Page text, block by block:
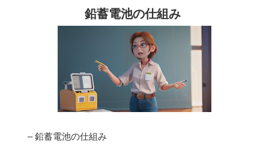
鉛蓄電池の仕組み
– 鉛蓄電池の仕組み